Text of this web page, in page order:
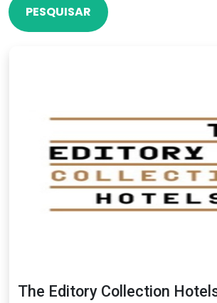
PESQUISAR
The Editory Collection